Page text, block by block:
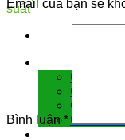
Cảm biến
Cảm biến
Cảm biến
Cảm biến
Email của bạn sẽ
Bình luận*